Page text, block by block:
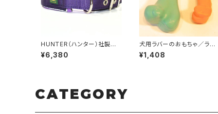
HUNTER（ハンター）社製
犬用ネオプレン・ リフレクト首
輪 55サイズ
¥6,380
犬用ラバーのおもちゃ／ラバ
ーボーン(Sサイズ 子犬〜小
型犬 サイズ）
¥1,408
CATEGORY